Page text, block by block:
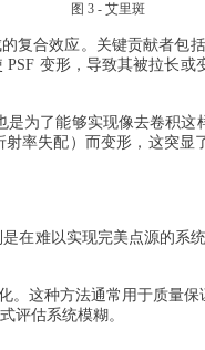
图 3 - 艾里斑
合效应。关键贡献者包
变形，导致其被拉长
为了能够实现像去卷积
率失配）而变形，这突
是在难以实现完美点源的系
这种方法通常用于质量
评估系统模糊。